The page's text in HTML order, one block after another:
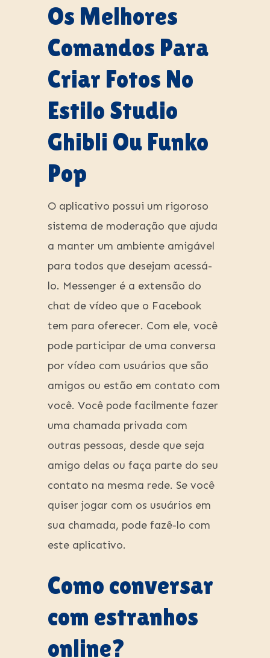
Os Melhores
Comandos Para
Criar Fotos No
Estilo Studio
Ghibli Ou Funko
Pop
O aplicativo possui um rigoroso
sistema de moderação que ajuda
a manter um ambiente amigável
para todos que desejam acessá-
lo. Messenger é a extensão do
chat de vídeo que o Facebook
tem para oferecer. Com ele, você
pode participar de uma conversa
por vídeo com usuários que são
amigos ou estão em contato com
você. Você pode facilmente fazer
uma chamada privada com
outras pessoas, desde que seja
amigo delas ou faça parte do seu
contato na mesma rede. Se você
quiser jogar com os usuários em
sua chamada, pode fazê-lo com
este aplicativo.
Como conversar
com estranhos
online?